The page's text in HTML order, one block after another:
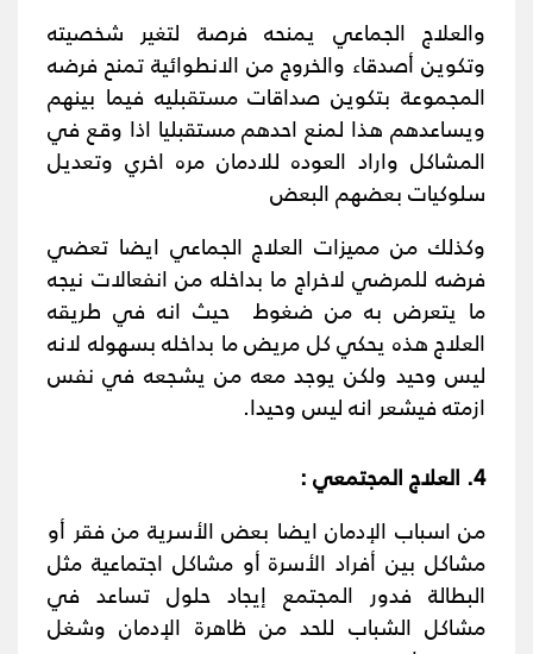
والعلاج الجماعي يمنحه فرصة لتغير شخصيته
وتكوين أصدقاء والخروج من الانطوائية تمنح فرضه
المجموعة بتكوين صداقات مستقبليه فيما بينهم
ويساعدهم هذا لمنع احدهم مستقبليا اذا وقع في
المشاكل واراد العوده للادمان مره اخري وتعديل
سلوكيات بعضهم البعض
وكذلك من مميزات العلاج الجماعي ايضا تعضي
فرضه للمرضي لاخراج ما بداخله من انفعالات نيجه
ما يتعرض به من ضغوط حيث انه في طريقه
العلاج هذه يحكي كل مريض ما بداخله بسهوله لانه
ليس وحيد ولكن يوجد معه من يشجعه في نفس
ازمته فيشعر انه ليس وحيدا.
4. العلاج المجتمعي :
من اسباب الإدمان ايضا بعض الأسرية من فقر أو
مشاكل بين أفراد الأسرة أو مشاكل اجتماعية مثل
البطالة فدور المجتمع إيجاد حلول تساعد في
مشاكل الشباب للحد من ظاهرة الإدمان وشغل